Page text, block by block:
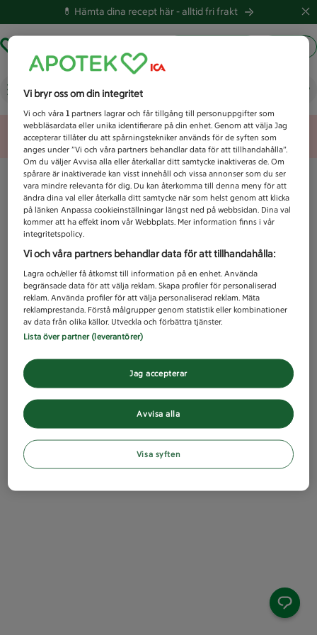
💊 Hämta dina recept här -alltid fri frakt
Vad letar du efter idag?
Unknown error
Vi bryr oss om din integritet
Vi och våra1 partners lagrar och får tillgång till personuppgifter som
webbläsardata eller unika identifierare på din enhet. Genom att välja Jag
accepterar tillåter du att spårningstekniker används för de syften som
anges under ”Vi och våra partners behandlar data för att tillhandahålla”.
Om du väljer Avvisa alla eller återkallar ditt samtycke inaktiveras de. Om
spårare är inaktiverade kan visst innehåll och vissa annonser som du ser
vara mindre relevanta för dig. Du kan återkomma till denna meny för att
ändra dina val eller återkalla ditt samtycke när som helst genom att klicka
på länken Anpassa cookieinställningar längst ned på webbsidan. Dina val
kommer att ha effekt inom vår Webbplats. Mer information finns i vår
integritetspolicy.
Vi och våra partners behandlar data för att tillhandahålla:
Lagra och/eller få åtkomst till information på en enhet. Använda
begränsade data för att välja reklam. Skapa profiler för personaliserad
reklam. Använda profiler för att välja personaliserad reklam. Mäta
reklamprestanda. Förstå målgrupper genom statistik eller kombinationer
av data från olika källor. Utveckla och förbättra tjänster.
Lista över partner (leverantörer)
Avvisa alla
Jag accepterar
Visa syften